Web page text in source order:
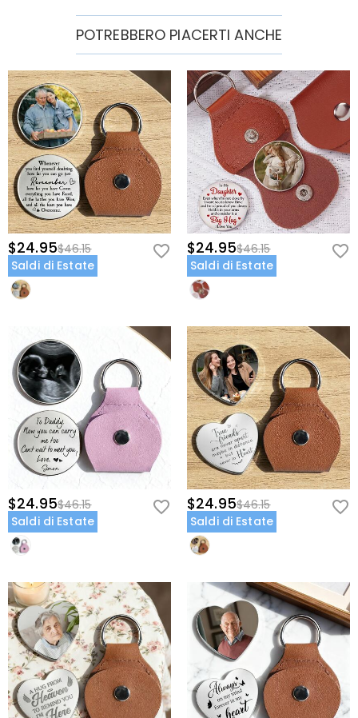
POTREBBERO PIACERTI ANCHE
$24.95$46.15
Saldi di Estate
$24.95$46.15
Saldi di Estate
$24.95$46.15
Saldi di Estate
$24.95$46.15
Saldi di Estate